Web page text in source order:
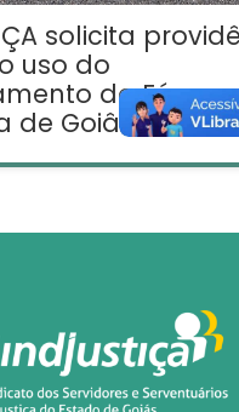
solicita
uso do
do Fórum
de Goiânia